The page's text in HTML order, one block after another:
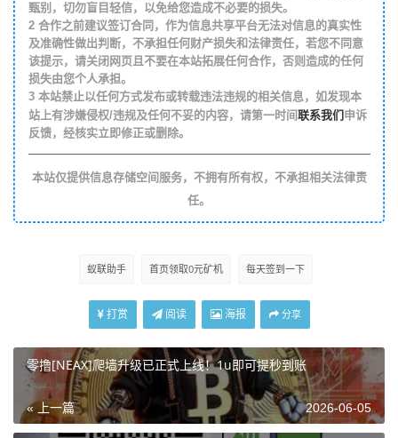
甄别，切勿盲目轻信，以免给您造成不必要的损失。
2合作之前建议签订合同，作为信息共享平台无法对信息的真实性
及准确性做出判断，不承担任何财产损失和法律责任，若您不同意
该提示，请关闭网页且不要在本站拓展任何合作，否则造成的任何
损失由您个人承担。
3本站禁止以任何方式发布或转载违法违规的相关信息，如发现本
站上有涉嫌侵权/违规及任何不妥的内容，请第一时间联系我们申诉
反馈，经核实立即修正或删除。
本站仅提供信息存储空间服务，不拥有所有权，不承担相关法律责
任。
蚁联助手 首页领取0元矿机 每天签到一下
打赏 阅读 海报 分享
零撸[NEAX]爬墙升级已正式上线！1u即可提秒到账
« 上一篇 2026-06-05